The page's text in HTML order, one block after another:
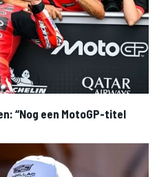
“Nog een MotoGP-titel